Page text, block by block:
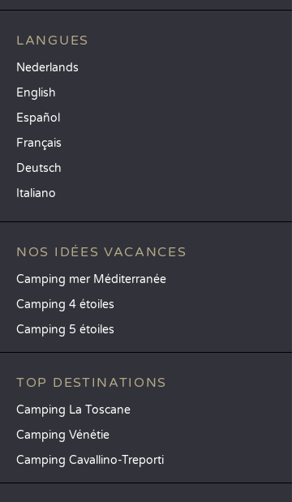
LANGUES
Nederlands
English
Español
Français
Deutsch
Italiano
NOS IDÉES VACANCES
Camping mer Méditerranée
Camping 4 étoiles
Camping 5 étoiles
TOP DESTINATIONS
Camping La Toscane
Camping Vénétie
Camping Cavallino-Treporti